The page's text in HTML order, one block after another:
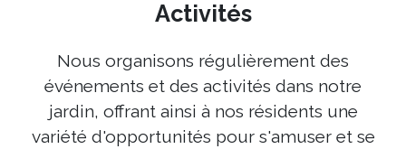
Activités
Nous organisons régulièrement des
événements et des activités dans notre
jardin, offrant ainsi à nos résidents une
variété d'opportunités pour s'amuser et se